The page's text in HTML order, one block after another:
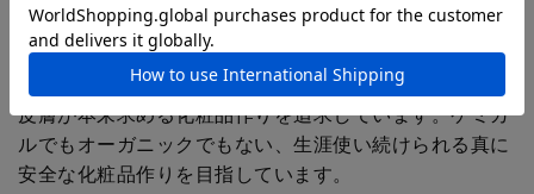
皮膚科学に基づき、化粧品開発を行う日本のスキンケア
コスメブランド。皮膚の構造や機能、どのように健康と
美しさを保っているか、そのひとつひとつに耳を傾け、
皮膚が本来求める化粧品作りを追求しています。ケミカ
ルでもオーガニックでもない、生涯使い続けられる真に
安全な化粧品作りを目指しています。